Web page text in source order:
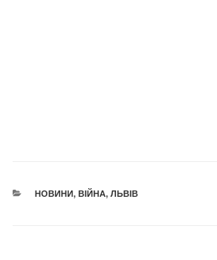
КАТЕГОРІЇ
НОВИНИ, ВІЙНА, ЛЬВІВ